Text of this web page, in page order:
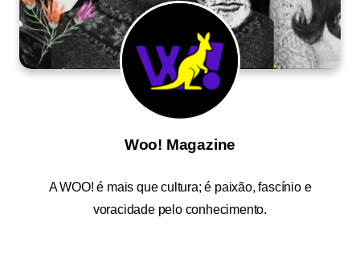
Woo! Magazine
AWOO! é mais que cultura; é paixão, fascínio e
voracidade pelo conhecimento.